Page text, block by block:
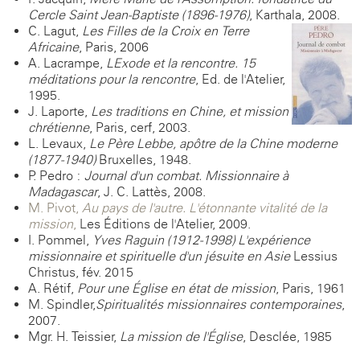
Cercle Saint Jean-Baptiste (1896-1976), Karthala, 2008.
C. Lagut, Les Filles de la Croix en Terre
Africaine, Paris, 2006
A. Lacrampe, LExode et la rencontre. 15
méditations pour la rencontre, Ed. de l'Atelier,
1995.
J. Laporte, Les traditions en Chine, et mission
chrétienne, Paris, cerf, 2003.
L. Levaux, Le Père Lebbe, apôtre de la Chine moderne
(1877-1940)Bruxelles, 1948.
P. Pedro : Journal d'un combat. Missionnaire à
Madagascar, J. C. Lattès, 2008.
M. Pivot, Au pays de l'autre. L'étonnante vitalité de la
mission, Les Éditions de l'Atelier, 2009.
I. Pommel, Yves Raguin (1912-1998) L'expérience
missionnaire et spirituelle d'un jésuite en Asie Lessius-
Christus, fév. 2015
A. Rétif, Pour une Église en état de mission, Paris, 1961
M. Spindler,Spiritualités missionnaires contemporaines,
2007.
Mgr. H. Teissier, La mission de l'Église, Desclée, 1985